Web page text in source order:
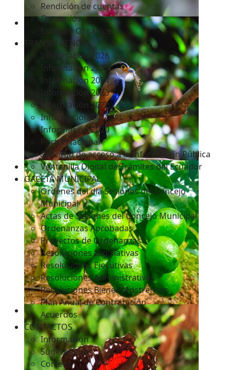
Rendición de cuentas
Convenios
Estatuto Orgánico
TRANSPARENCIA
Informacion 2026
Informacion 2025
Informacion 2024
Información 2023
Información 2022
Información 2021
Información 2020
Portal Nacional
Solicitud de acceso a la Información Pública
Ventanilla Digital de Trámites del Ecuador
GACETA MUNICIPAL
Ordenes del día Sesiones del Concejo
Municipal
Actas de Sesiones del Concejo Municipal
Ordenanzas Aprobadas
Proyectos de Ordenanzas
Resoluciones Legislativas
Resoluciones Ejecutivas
Resoluciones Administrativas
Resoluciones Bienes Mostrencos
Plan Anual de Contratación
Acuerdos
CONTACTOS
Información
Sugerencias
Correos